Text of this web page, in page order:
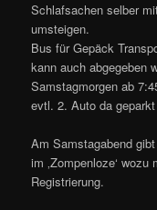
Schlafsachen selber
umsteigen.
Bus für Gepäck
kann auch abgegeben
Samstagmorgen ab
evtl. 2. Auto da
Am Samstagabend
im ‚Zompenloze‘
Registrierung.